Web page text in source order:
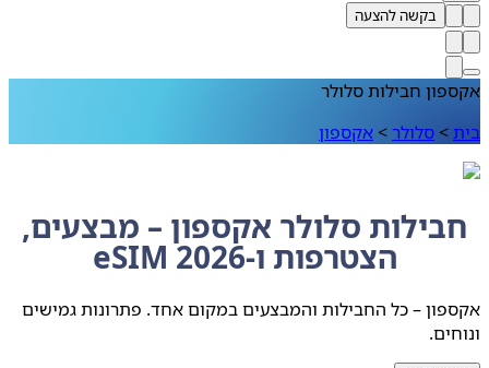
בקשה להצעה
חבילות סלולר
>סלולר>אקספון
סלולר אקספון – מבצעים,
הצטרפות ו-eSIM 2026
– כל החבילות והמבצעים במקום אחד. פתרונות גמישים